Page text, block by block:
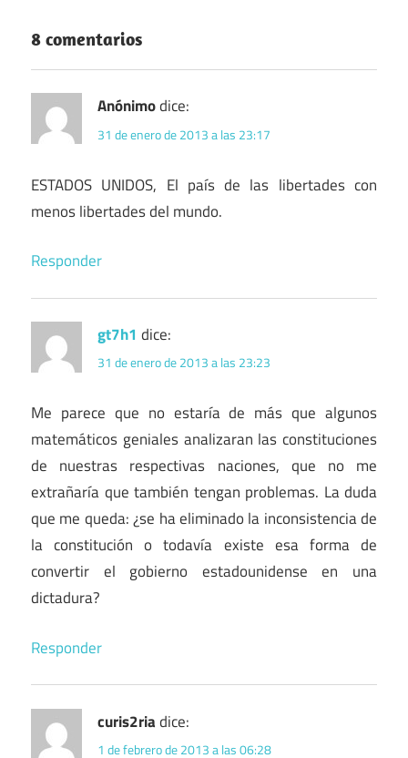
8 comentarios
Anónimodice:
31 de enero de 2013 a las 23:17
ESTADOS UNIDOS, El país de las libertades con
menos libertades del mundo.
Responder
gt7h1 dice:
31 de enero de 2013 a las 23:23
Me parece que no estaría de más que algunos
matemáticos geniales analizaran las constituciones
de nuestras respectivas naciones, que no me
extrañaría que también tengan problemas. La duda
que me queda: ¿se ha eliminado la inconsistencia de
la constitución o todavía existe esa forma de
convertir el gobierno estadounidense en una
dictadura?
Responder
curis2riadice:
1 de febrero de 2013 a las 06:28